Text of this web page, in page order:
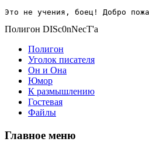
Это не учения, боец! Добро
Полигон DISc0nNecT'a
Полигон
Уголок писателя
Он и Она
Юмор
К размышлению
Гостевая
Файлы
Главное меню